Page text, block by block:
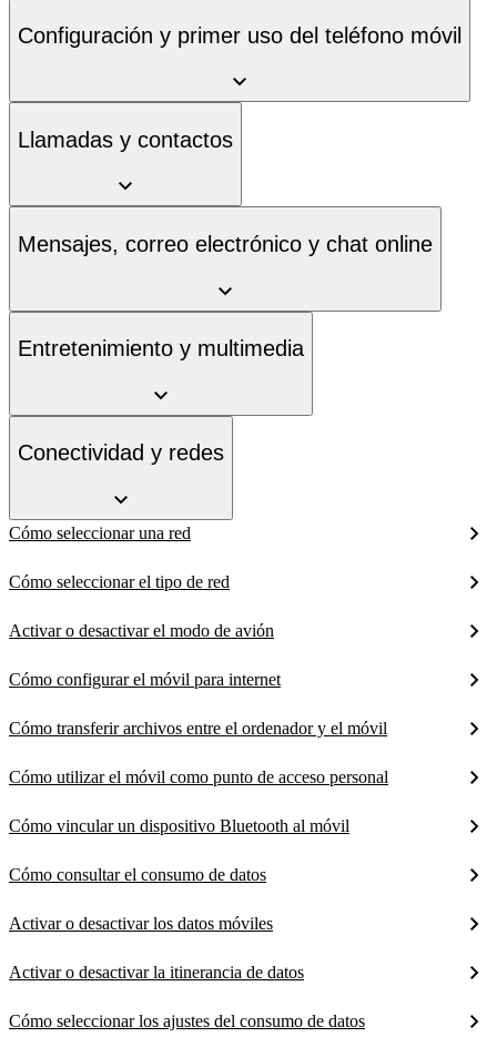
Configuración y primer uso del teléfono móvil
Llamadas y contactos
Mensajes, correo electrónico y chat online
Entretenimiento y multimedia
Conectividad y redes
Cómo seleccionar una red
Cómo seleccionar el tipo de red
Activar o desactivar el modo de avión
Cómo configurar el móvil para internet
Cómo transferir archivos entre el ordenador y el móvil
Cómo utilizar el móvil como punto de acceso personal
Cómo vincular un dispositivo Bluetooth al móvil
Cómo consultar el consumo de datos
Activar o desactivar los datos móviles
Activar o desactivar la itinerancia de datos
Cómo seleccionar los ajustes del consumo de datos